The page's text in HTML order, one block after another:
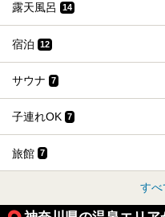
4つの神社に囲
提供元：株式会
この記事は箱根
露天風呂 14
宿泊 12
サウナ 7
子連れOK 7
旅館 7
すべ